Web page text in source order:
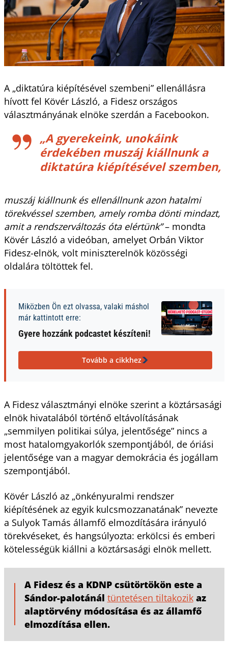
A „diktatúra kiépítésével szembeni” ellenállásra
hívott fel Kövér László, a Fidesz országos
választmányának elnöke szerdán a Facebookon.
„A gyerekeink, unokáink
érdekében muszáj kiállnunk a
diktatúra kiépítésével szemben,
muszáj kiállnunk és ellenállnunk azon hatalmi
törekvéssel szemben, amely romba dönti mindazt,
amit a rendszerváltozás óta elértünk”– mondta
Kövér László a videóban, amelyet Orbán Viktor
Fidesz-elnök, volt miniszterelnök közösségi
oldalára töltöttek fel.
Miközben Ön ezt olvassa, valaki máshol
már kattintott erre:
Gyere hozzánk podcastet készíteni!
Tovább a cikkhez
A Fidesz választmányi elnöke szerint a köztársasági
elnök hivatalából történő eltávolításának
„semmilyen politikai súlya, jelentősége” nincs a
most hatalomgyakorlók szempontjából, de óriási
jelentősége van a magyar demokrácia és jogállam
szempontjából.
Kövér László az „önkényuralmi rendszer
kiépítésének az egyik kulcsmozzanatának” nevezte
a Sulyok Tamás államfő elmozdítására irányuló
törekvéseket, és hangsúlyozta: erkölcsi és emberi
kötelességük kiállni a köztársasági elnök mellett.
A Fidesz és a KDNP csütörtökön este a
Sándor-palotánál tüntetésen tiltakozikaz
alaptörvény módosítása és az államfő
elmozdítása ellen.